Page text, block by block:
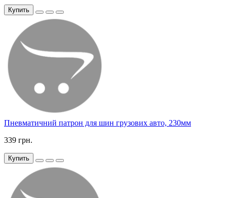
Купить
Пневматичний патрон для шин грузових авто, 230мм
339 грн.
Купить